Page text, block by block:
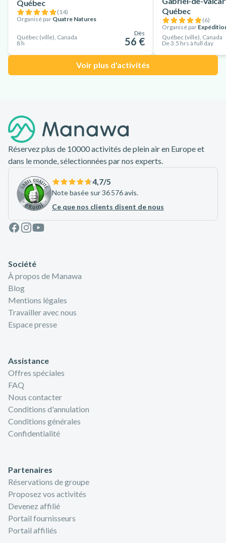
Québec
(14)
Organisé par Quatre Natures
Québec (ville), Canada
8 h
Dès
56 €
Québec
(6)
Organisé par
Québec (ville), Canada
De 3.5 hrs à full day
Voir plus d'activités
Réservez plus de 10000 activités de plein air en Europe et
dans le monde, sélectionnées par nos experts.
4,7/5
Note basée sur 36 576 avis.
Ce que nos clients disent de nous
Facebook
Instagram
Youtube
Société
À propos de Manawa
Blog
Mentions légales
Travailler avec nous
Espace presse
Assistance
Offres spéciales
FAQ
Nous contacter
Conditions d'annulation
Conditions générales
Confidentialité
Partenaires
Réservations de groupe
Proposez vos activités
Devenez affilié
Portail fournisseurs
Portail affiliés